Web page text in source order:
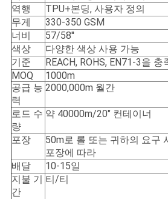
역행
TPU+본딩, 사용자 정의
무게
330-350 GSM
너비
57/58''
색상
다양한 색상 사용 가능
기준
REACH, ROHS, EN71-3을
MOQ
1000m
공급 능
력
2000,000m 월간
로드 수
량
약 40000m/20" 컨테이너
포장
50m로 롤 또는 귀하의 요구
포장에 따라
배달
10-15일
지불 기
간
티/티